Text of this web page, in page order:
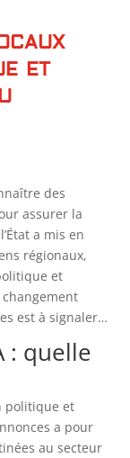
et
des
assurer la
a mis en
régionaux,
et
changement
est à signaler…
: quelle
politique et
a pour
au secteur